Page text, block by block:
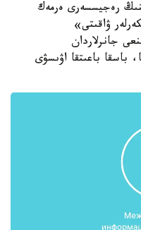
رەجيسسەرى ەرمەك
ۋاقىتى»
جانرلاردان
باسقا باعىتقا اۋىسۋى